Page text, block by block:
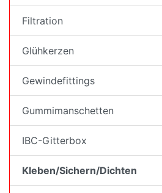
Filtration
Glühkerzen
Gewindefittings
Gummimanschetten
IBC-Gitterbox
Kleben/Sichern/Dichten